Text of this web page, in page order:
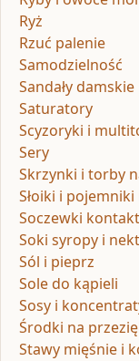
Ryż
Rzuć palenie
Samodzielność
Sandały damskie
Saturatory
Scyzoryki i
Sery
Skrzynki i torby
Słoiki i
Soczewki
Soki syropy i
Sól i pieprz
Sole do kąpieli
Sosy i
Środki na
Stawy mięśnie i